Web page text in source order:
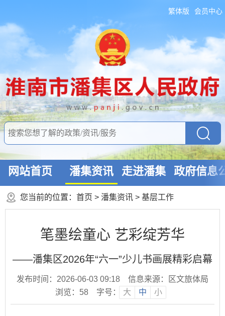
繁体版 会员中心
网站首页 潘集资讯 走进潘集 政府信息
您当前的位置： 首页 > 潘集资讯 > 基层工作
笔墨绘童心 艺彩绽芳华
——潘集区2026年“六一”少儿书画展精彩启幕
发布时间：2026-06-03 09:18
信息来源：区文旅体局
浏览： 58 字号： 大 中 小